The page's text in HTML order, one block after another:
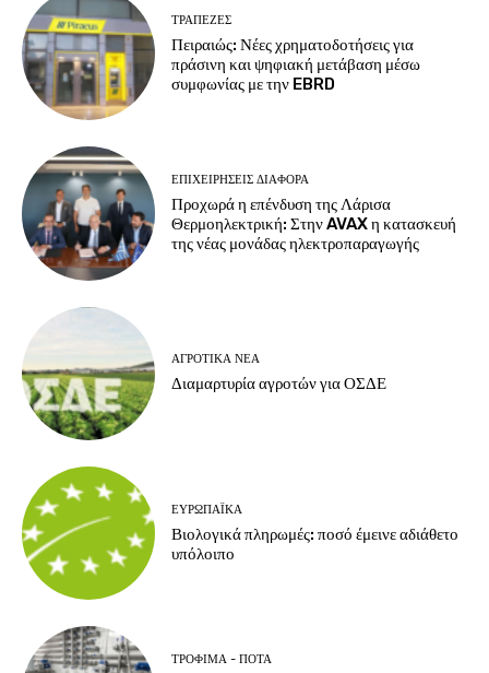
ΤΡΆΠΕΖΕΣ
Πειραιώς: Νέες χρηματοδοτήσεις για
πράσινη και ψηφιακή μετάβαση μέσω
συμφωνίας με την EBRD
ΕΠΙΧΕΙΡΉΣΕΙΣ ΔΙΆΦΟΡΑ
Προχωρά η επένδυση της Λάρισα
Θερμοηλεκτρική: Στην AVAX η κατασκευή
της νέας μονάδας ηλεκτροπαραγωγής
ΑΓΡΟΤΙΚΆ ΝΈΑ
Διαμαρτυρία αγροτών για ΟΣΔΕ
ΕΥΡΩΠΑΪΚΆ
Βιολογικά πληρωμές: ποσό έμεινε αδιάθετο
υπόλοιπο
ΤΡΌΦΙΜΑ - ΠΟΤΆ